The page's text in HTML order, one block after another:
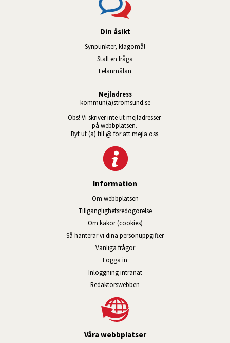
Din åsikt
Synpunkter, klagomål
Ställ en fråga
Felanmälan
Mejladress
kommun(a)stromsund.se
Obs! Vi skriver inte ut mejladresser
på webbplatsen.
Byt ut (a) till @ för att mejla oss.
Information
Om webbplatsen
Tillgänglig­hets­redo­görelse
Om kakor (cookies)
Så hanterar vi dina personuppgifter
Vanliga frågor
Logga in
Inloggning intranätÖppnas i nytt fönster.
Redaktörswebben
Våra webbplatser